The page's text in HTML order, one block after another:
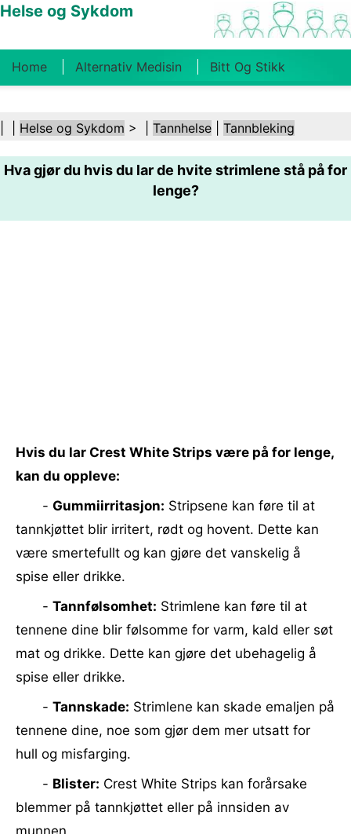
Helse og Sykdom
Home Alternativ Medisin Bitt Og Stikk
Kosthold Og Ernæring Familiehelse
Helsebransjen Psykisk Helse Folkehelse Og
Helse og Sykdom > | Tannhelse Tannbleking
Hva gjør du hvis du lar de hvite strimlene stå på for
lenge?
Hvis du lar Crest White Strips være på for lenge,
kan du oppleve:
- Gummiirritasjon: Stripsene kan føre til at
tannkjøttet blir irritert, rødt og hovent. Dette kan
være smertefullt og kan gjøre det vanskelig å
spise eller drikke.
- Tannfølsomhet: Strimlene kan føre til at
tennene dine blir følsomme for varm, kald eller søt
mat og drikke. Dette kan gjøre det ubehagelig å
spise eller drikke.
- Tannskade: Strimlene kan skade emaljen på
tennene dine, noe som gjør dem mer utsatt for
hull og misfarging.
- Blister: Crest White Strips kan forårsake
blemmer på tannkjøttet eller på innsiden av
munnen.